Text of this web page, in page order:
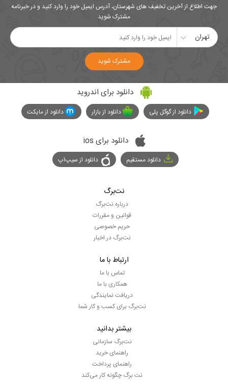
جهت اطلاع از آخرین تخفیف های شهرستان، آدرس ایمیل خود را وارد کنید و در خبرنامه
مشترک شوید
تهران
مشترک شوید
دانلود برای اندروید
دانلود از گوگل پلی دانلود از بازار دانلود از مایکت
دانلود برای ios
دانلود مستقیم دانلود از سیپ‌اپ
نت‌برگ
درباره نت‌برگ
قوانین و مقررات
حریم خصوصی
نت‌برگ در اخبار
ارتباط با ما
تماس با ما
همکاری با ما
دریافت نمایندگی
نت‌برگ برای کسب و کار شما
بیشتر بدانید
نت‌برگ سازمانی
راهنمای خرید
راهنمای پرداخت
نت برگ چگونه کار می‌کند